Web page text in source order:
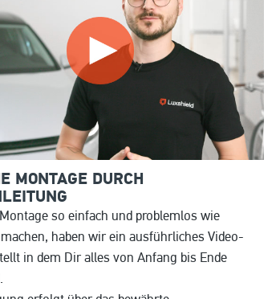
MONTAGE DURCH
so einfach und problemlos wie
haben wir ein ausführliches Video-
in dem Dir alles von Anfang bis Ende